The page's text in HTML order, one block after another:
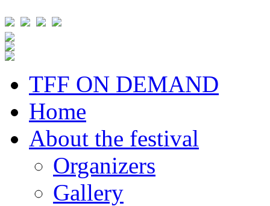
TFF ON DEMAND
Home
About the festival
Organizers
Gallery